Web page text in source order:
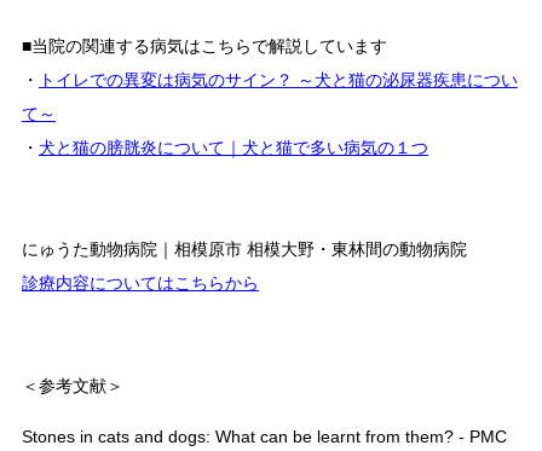
■当院の関連する病気はこちらで解説しています
・
トイレでの異変は病気のサイン？ ～犬と猫の泌尿器疾患につい
て～
・ 犬と猫の膀胱炎について｜犬と猫で多い病気の１つ
にゅうた動物病院｜相模原市 相模大野・東林間の動物病院
診療内容についてはこちらから
＜参考文献＞
Stones in cats and dogs: What can be learnt from them? - PMC